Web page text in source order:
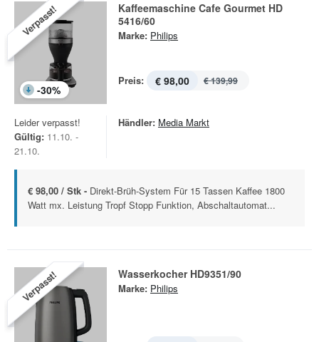
Verpasst!
-30%
Kaffeemaschine Cafe Gourmet HD
5416/60
Marke: Philips
Preis: € 98,00 € 139,99
Leider verpasst!
Gültig: 11.10. -
21.10.
Händler: Media Markt
€ 98,00 / Stk - Direkt-Brüh-System Für 15 Tassen Kaffee 1800
Watt mx. Leistung Tropf Stopp Funktion, Abschaltautomat...
Verpasst! Wasserkocher HD9351/90
Marke: Philips